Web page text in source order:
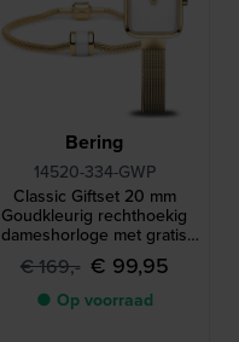
Bering
14520-334-GWP
Classic Giftset 20 mm
Goudkleurig rechthoekig
dameshorloge met gratis
armband
€ 169,- € 99,95
● Op voorraad